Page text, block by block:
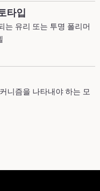
타입
는 유리 또는 투명 폴리머
니즘을 나타내야 하는 모